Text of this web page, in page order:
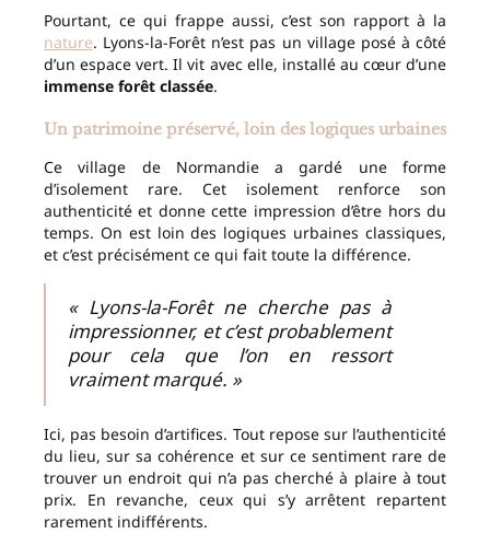
Pourtant, ce qui frappe aussi, c’est son rapport à la
nature. Lyons-la-Forêt n’est pas un village posé à côté
d’un espace vert. Il vit avec elle, installé au cœur d’une
immense forêt classée.
Un patrimoine préservé, loin des logiques urbaines
Ce village de Normandie a gardé une forme
d’isolement rare. Cet isolement renforce son
authenticité et donne cette impression d’être hors du
temps. On est loin des logiques urbaines classiques,
et c’est précisément ce qui fait toute la différence.
« Lyons-la-Forêt ne cherche pas à
impressionner, et c’est probablement
pour cela que l’on en ressort
vraiment marqué. »
Ici, pas besoin d’artifices. Tout repose sur l’authenticité
du lieu, sur sa cohérence et sur ce sentiment rare de
trouver un endroit qui n’a pas cherché à plaire à tout
prix. En revanche, ceux qui s’y arrêtent repartent
rarement indifférents.